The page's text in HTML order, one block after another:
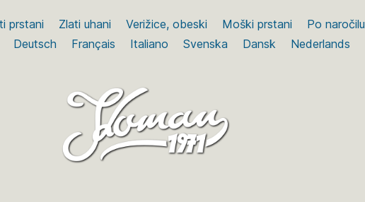
prstani Zlati uhani Verižice, obeski Moški prstani Po naročilu
Deutsch Français Italiano Svenska Dansk Nederlands